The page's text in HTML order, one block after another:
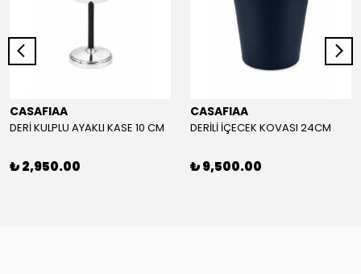
CASAFIAA
DERİ KULPLU AYAKLI KASE 10 CM
₺ 2,950.00
CASAFIAA
DERİLİ İÇECEK KOVASI 24CM
₺ 9,500.00